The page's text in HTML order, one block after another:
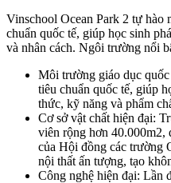
Vinschool Ocean Park 2 tự hào
chuẩn quốc tế, giúp học sinh
và nhân cách. Ngôi trường nổi
Môi trường giáo dục
tiêu chuẩn quốc tế, giúp
thức, kỹ năng và phẩm
Cơ sở vật chất hiện đại:
viên rộng hơn 40.000m2,
của Hội đồng các trường
nội thất ấn tượng, tạo
Công nghệ hiện đại: Lần